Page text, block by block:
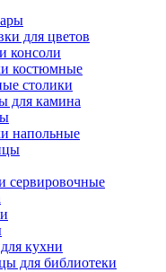
для цветов
консоли
костюмные
столики
для камина
напольные
сервировочные
кухни
для библиотеки